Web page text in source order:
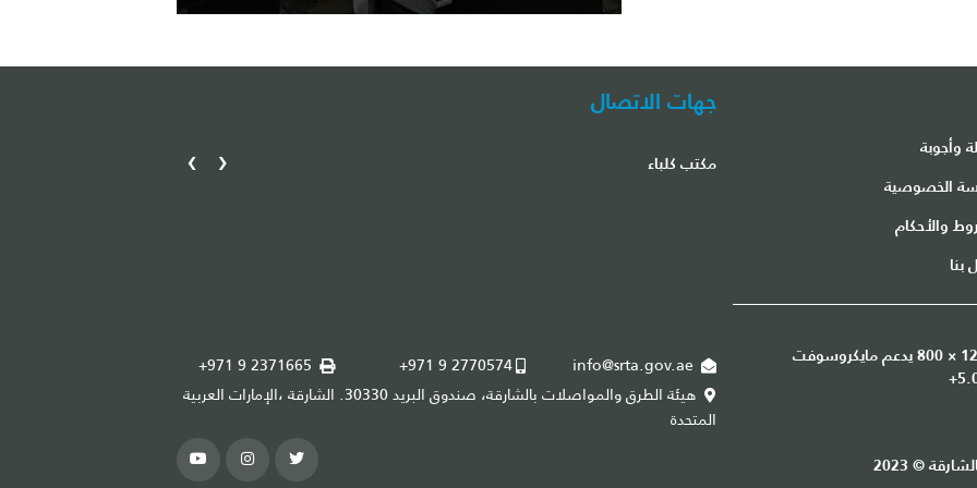
وأجوبة
الخصوصية
والأحكام
بنا
هذا الموقع هو أفضل عرض في دقة الشاشة 1200 × 800 يدعم مايكروسوفت
جهات الاتصال
+971 6 5624555
مكتب كلباء
info@srta.gov.ae
+971 9 2770574
+971 9 2371665
هيئة الطرق والمواصلات بالشارقة، صندوق البريد 30330. الشارقة ،الإمارات العربية
المتحدة
‹
›
© 2023